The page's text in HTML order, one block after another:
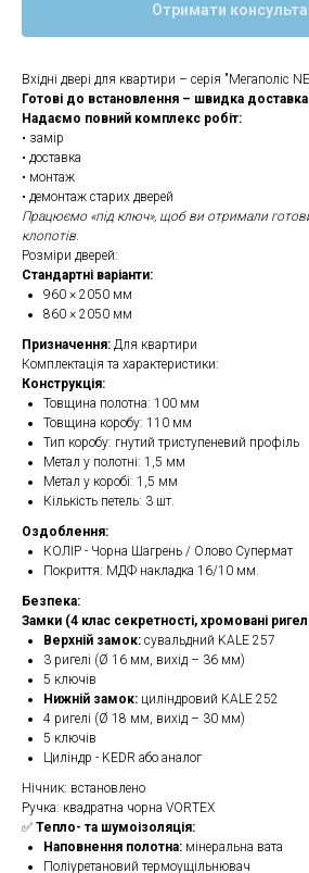
Отримати
Вхідні двері для квартири – серія "Мегаполіс
Готові до встановлення – швидка доставка
Надаємо повний комплекс робіт:
• замір
• доставка
• монтаж
• демонтаж старих дверей
Працюємо «під ключ», щоб ви отримали
клопотів.
Розміри дверей:
Стандартні варіанти:
960 × 2050 мм
860 × 2050 мм
Призначення: Для квартири
Комплектація та характеристики:
Конструкція:
Товщина полотна: 100 мм
Товщина коробу: 110 мм
Тип коробу: гнутий триступеневий профіль
Метал у полотні: 1,5 мм
Метал у коробі: 1,5 мм
Кількість петель: 3 шт.
Оздоблення:
КОЛІР - Чорна Шагрень / Олово Супермат
Покриття: МДФ накладка 16/10 мм.
Безпека:
Замки (4 клас секретності, хромовані
Верхній замок: сувальдний KALE 257
3 ригелі (Ø 16 мм, вихід – 36 мм)
5 ключів
Нижній замок: циліндровий KALE 252
4 ригелі (Ø 18 мм, вихід – 30 мм)
5 ключів
Циліндр - KEDR або аналог
Нічник: встановлено
Ручка: квадратна чорна VORTEX
✅ Тепло- та шумоізоляція:
Наповнення полотна: мінеральна вата
Поліуретановий термоущільнювач